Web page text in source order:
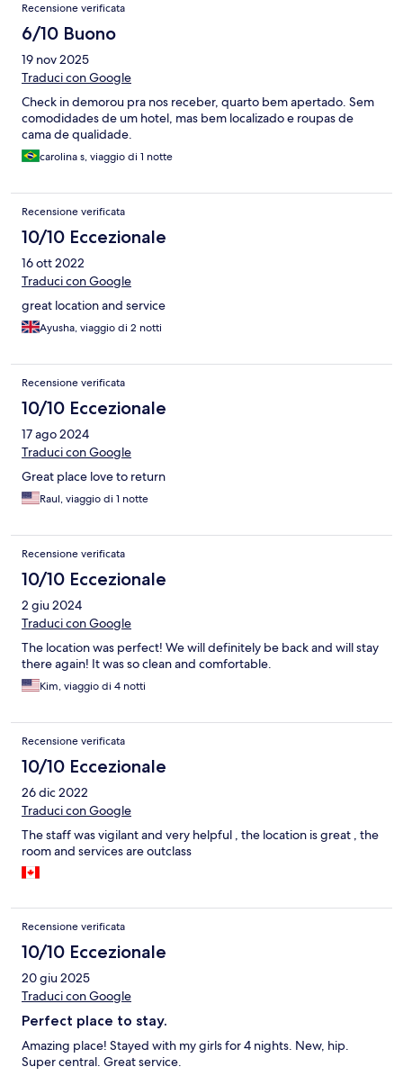
Recensione verificata
6/10 Buono
19 nov 2025
Traduci con Google
Check in demorou pra nos receber, quarto bem apertado. Sem
comodidades de um hotel, mas bem localizado e roupas de
cama de qualidade.
carolina s, viaggio di 1 notte
Recensione verificata
10/10 Eccezionale
16 ott 2022
Traduci con Google
great location and service
Ayusha, viaggio di 2 notti
Recensione verificata
10/10 Eccezionale
17 ago 2024
Traduci con Google
Great place love to return
Raul, viaggio di 1 notte
Recensione verificata
10/10 Eccezionale
2 giu 2024
Traduci con Google
The location was perfect! We will definitely be back and will stay
there again! It was so clean and comfortable.
Kim, viaggio di 4 notti
Recensione verificata
10/10 Eccezionale
26 dic 2022
Traduci con Google
The staff was vigilant and very helpful , the location is great , the
room and services are outclass
Recensione verificata
10/10 Eccezionale
20 giu 2025
Traduci con Google
Perfect place to stay.
Amazing place! Stayed with my girls for 4 nights. New, hip.
Super central. Great service.